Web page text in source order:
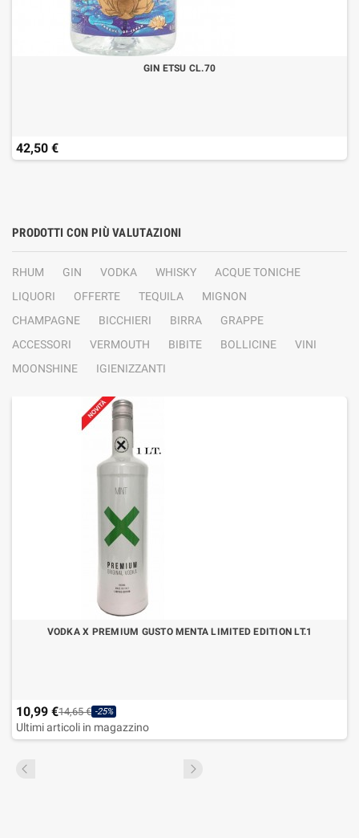
GIN ETSU CL.70
42,50 €
PRODOTTI CON PIÙ VALUTAZIONI
RHUM GIN VODKA WHISKY
ACQUE TONICHE
LIQUORI
OFFERTE TEQUILA
MIGNON
CHAMPAGNE
BICCHIERI BIRRA
GRAPPE
ACCESSORI
VERMOUTH BIBITE BOLLICINE
VINI
MOONSHINE
IGIENIZZANTI
VODKA X PREMIUM GUSTO MENTA LIMITED EDITION LT.1
10,99 €14,65 € -25%
Ultimi articoli in magazzino